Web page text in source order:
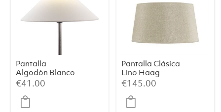
Pantalla
Algodón Blanco
35x9x18
€41.00
Pantalla Clásica
Lino Haag
(Mediana)
€145.00